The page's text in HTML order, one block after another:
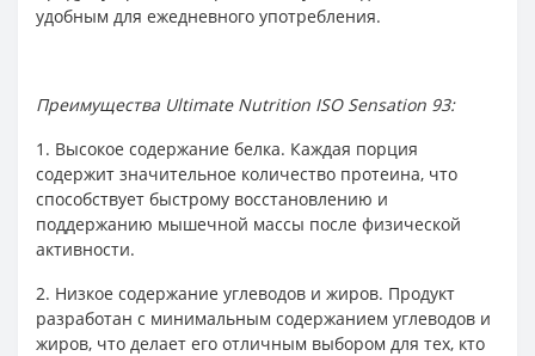
удобным для ежедневного употребления.
Преимущества Ultimate Nutrition ISO Sensation 93:
1. Высокое содержание белка. Каждая порция
содержит значительное количество протеина, что
способствует быстрому восстановлению и
поддержанию мышечной массы после физической
активности.
2. Низкое содержание углеводов и жиров. Продукт
разработан с минимальным содержанием углеводов и
жиров, что делает его отличным выбором для тех, кто